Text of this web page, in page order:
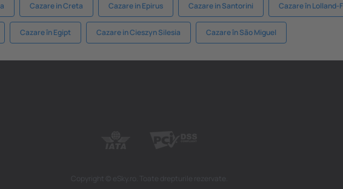
Cazare in Creta Cazare in Epirus Cazare in Santorini Cazare în Lolland-
Cazare în Egipt Cazare in Cieszyn Silesia Cazare în São Miguel
Copyright © eSky.ro. Toate drepturile rezervate.